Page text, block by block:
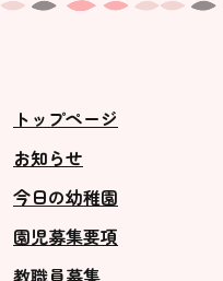
トップページ
お知らせ
今日の幼稚園
園児募集要項
教職員募集
未就園児クラス
ス ]
2歳児ひとり登園［ゆず
グループ施設・
関係先リンク